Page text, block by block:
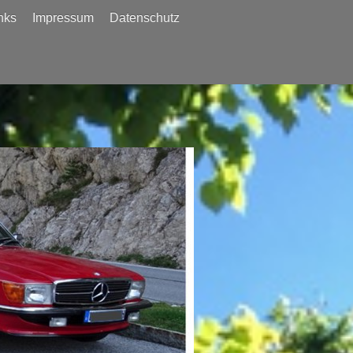
Impressum Datenschutz